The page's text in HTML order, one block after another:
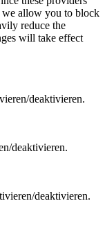
we allow you to block
reduce the
will take effect
deaktivieren.
deaktivieren.
deaktivieren.